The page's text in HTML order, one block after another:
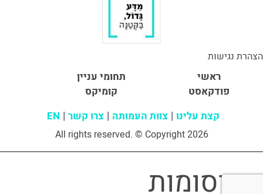
הצהרת נגישות
ראשי
תחומי עניין
פודקאסט
קומיקס
קצת עלינו צוות העמותה צרו קשר EN
All rights reserved. © Copyright 2026
פרסומות